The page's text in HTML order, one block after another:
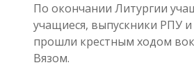
По окончании Литургии
учащиеся, выпускники РПУ
прошли крестным ходом
Вязом.